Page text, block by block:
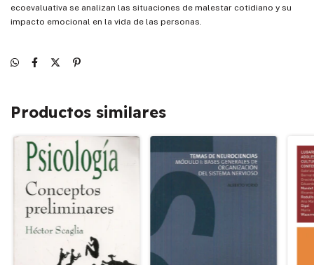
ecoevaluativa se analizan las situaciones de malestar cotidiano y su
impacto emocional en la vida de las personas.
Productos similares